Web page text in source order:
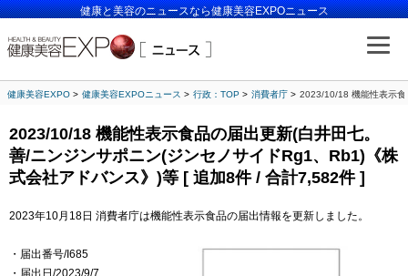
健康と美容のニュースなら健康美容EXPOニュース
健康美容EXPO 健康美容EXPOニュース 行政：TOP 消費者庁 2023/10/18 機能性表示食
2023/10/18 機能性表示食品の届出更新(白井田七。
善/ニンジンサポニン(ジンセノサイドRg1、Rb1)《株
式会社アドバンス》)等 [ 追加8件 / 合計7,582件 ]
2023年10月18日 消費者庁は機能性表示食品の届出情報を更新しました。
・届出番号/I685
・届出日/2023/9/7